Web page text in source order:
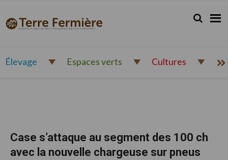
navigation
contenu
principal
pied
de
Terre
Fermière
Actualité
et
pour
Élevage Espaces verts Cultures
Case s’attaque au segment des 100 ch
avec la nouvelle chargeuse sur pneus